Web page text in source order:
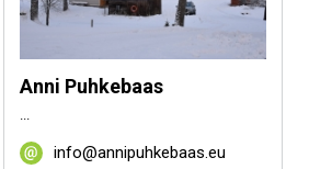
Anni Puhkebaas
...
info@annipuhkebaas.eu